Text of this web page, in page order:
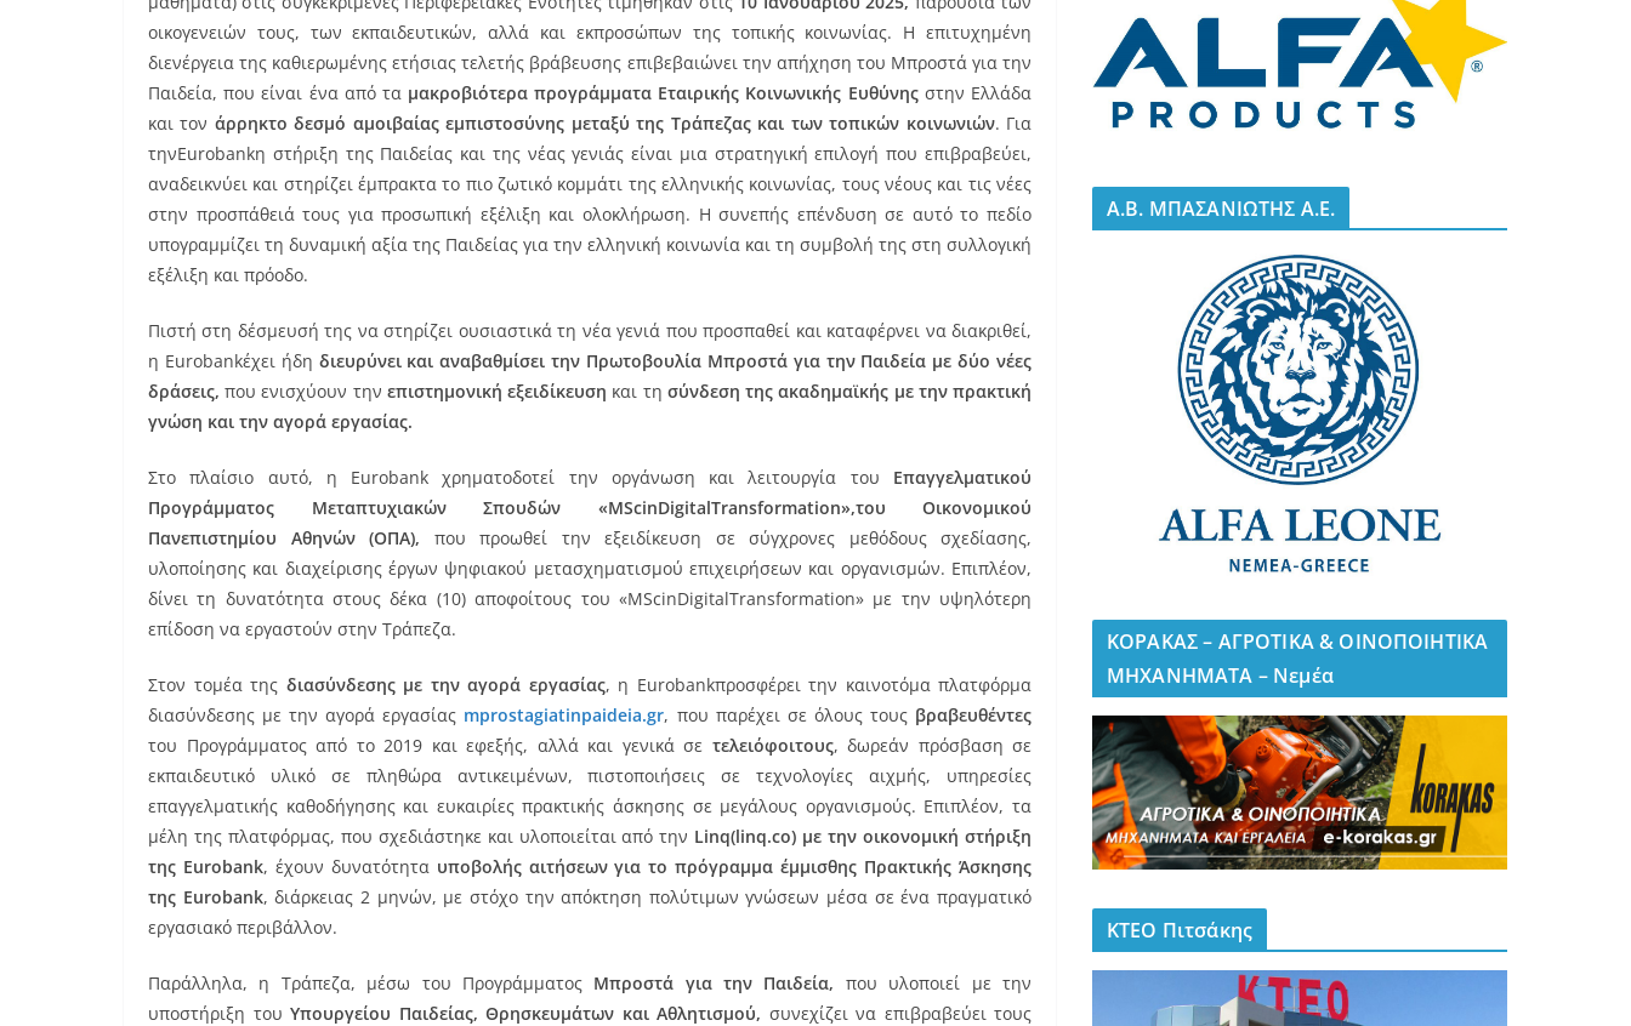
οικογενειών τους, των εκπαιδευτικών, αλλά και εκπροσώπων της τοπικής κοινωνίας. Η επιτυχημένη
διενέργεια της καθιερωμένης ετήσιας τελετής βράβευσης επιβεβαιώνει την απήχηση του Μπροστά για την
Παιδεία, που είναι ένα από τα μακροβιότερα προγράμματα Εταιρικής Κοινωνικής Ευθύνηςστην Ελλάδα
και τον άρρηκτο δεσμό αμοιβαίας εμπιστοσύνης μεταξύ της Τράπεζας και των τοπικών κοινωνιών. Για
τηνEurobankη στήριξη της Παιδείας και της νέας γενιάς είναι μια στρατηγική επιλογή που επιβραβεύει,
αναδεικνύει και στηρίζει έμπρακτα το πιο ζωτικό κομμάτι της ελληνικής κοινωνίας, τους νέους και τις νέες
στην προσπάθειά τους για προσωπική εξέλιξη και ολοκλήρωση. Η συνεπής επένδυση σε αυτό το πεδίο
υπογραμμίζει τη δυναμική αξία της Παιδείας για την ελληνική κοινωνία και τη συμβολή της στη συλλογική
εξέλιξη και πρόοδο.
Πιστή στη δέσμευσή της να στηρίζει ουσιαστικά τη νέα γενιά που προσπαθεί και καταφέρνει να διακριθεί,
η Eurobankέχει ήδη διευρύνει και αναβαθμίσει την Πρωτοβουλία Μπροστά για την Παιδεία με δύο νέες
δράσεις, που ενισχύουν την επιστημονική εξειδίκευση και τη σύνδεση της ακαδημαϊκής με την πρακτική
γνώση και την αγορά εργασίας.
Στο πλαίσιο αυτό, η Eurobank χρηματοδοτεί την οργάνωση και λειτουργία του Επαγγελματικού
Προγράμματος Μεταπτυχιακών Σπουδών «MScinDigitalTransformation»,του Οικονομικού
Πανεπιστημίου Αθηνών (ΟΠΑ), που προωθεί την εξειδίκευση σε σύγχρονες μεθόδους σχεδίασης,
υλοποίησης και διαχείρισης έργων ψηφιακού μετασχηματισμού επιχειρήσεων και οργανισμών. Επιπλέον,
δίνει τη δυνατότητα στους δέκα (10) αποφοίτους του «MScinDigitalTransformation» με την υψηλότερη
επίδοση να εργαστούν στην Τράπεζα.
Στον τομέα της διασύνδεσης με την αγορά εργασίας, η Eurobankπροσφέρει την καινοτόμα πλατφόρμα
διασύνδεσης με την αγορά εργασίας mprostagiatinpaideia.gr, που παρέχει σε όλους τους βραβευθέντες
του Προγράμματος από το 2019 και εφεξής, αλλά και γενικά σε τελειόφοιτους, δωρεάν πρόσβαση σε
εκπαιδευτικό υλικό σε πληθώρα αντικειμένων, πιστοποιήσεις σε τεχνολογίες αιχμής, υπηρεσίες
επαγγελματικής καθοδήγησης και ευκαιρίες πρακτικής άσκησης σε μεγάλους οργανισμούς. Επιπλέον, τα
μέλη της πλατφόρμας, που σχεδιάστηκε και υλοποιείται από την Linq(linq.co) με την οικονομική στήριξη
της Eurobank, έχουν δυνατότητα υποβολής αιτήσεων για το πρόγραμμα έμμισθης Πρακτικής Άσκησης
της Eurobank, διάρκειας 2 μηνών, με στόχο την απόκτηση πολύτιμων γνώσεων μέσα σε ένα πραγματικό
εργασιακό περιβάλλον.
Παράλληλα, η Τράπεζα, μέσω του Προγράμματος Μπροστά για την Παιδεία, που υλοποιεί με την
υποστήριξη του Υπουργείου Παιδείας, Θρησκευμάτων και Αθλητισμού, συνεχίζει να επιβραβεύει τους
A.B. ΜΠΑΣΑΝΙΩΤΗΣ Α.Ε.
ΚΟΡΑΚΑΣ – ΑΓΡΟΤΙΚΑ & ΟΙΝΟΠΟΙΗΤΙΚΑ
ΜΗΧΑΝΗΜΑΤΑ – Νεμέα
ΚΤΕΟ Πιτσάκης